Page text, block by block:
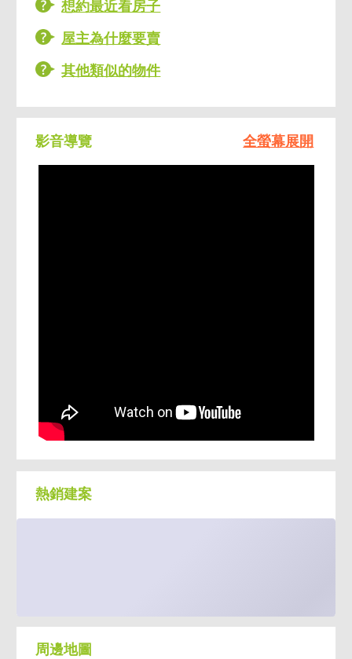
件，
屋主惜售換大間，屋況維護得相當好，
門禁管理森嚴，有24小時警衛，社區整體環境
好，
稀有河景觀成家捷運好宅釋出，首購族、小家
看房、快速決策！
想約最近看房子
屋主為什麼要賣
其他類似的物件
影音導覽 全螢幕展開
熱銷建案
周邊地圖